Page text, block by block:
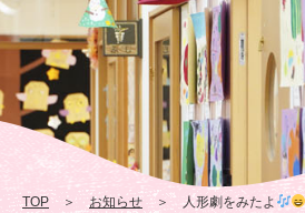
|
浄
正
院
TOP ＞お知らせ ＞ 人形劇をみたよ